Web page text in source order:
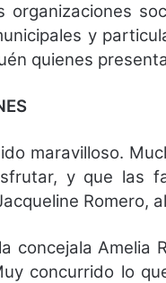
organizaciones
y
quienes
maravilloso.
y que las
Romero,
concejala Amelia
concurrido lo